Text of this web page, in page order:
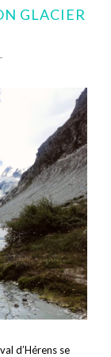
GLACIER
d’Hérens se